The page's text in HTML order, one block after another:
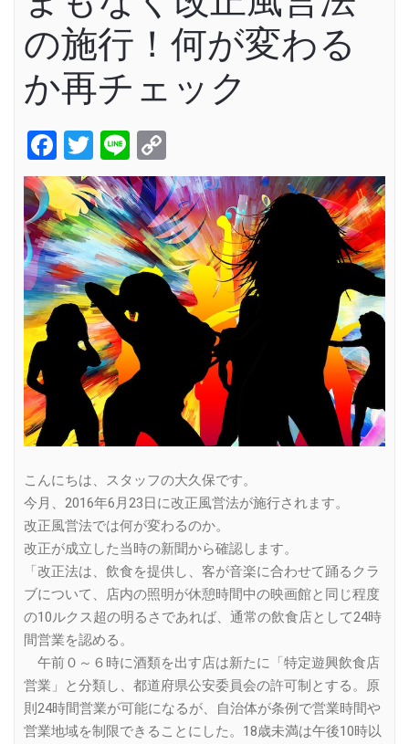
の施行！何が変わる
か再チェック
Facebook
Twitter
Line
Link
こんにちは、スタッフの大久保です。
今月、2016年6月23日に改正風営法が施行されます。
改正風営法では何が変わるのか。
改正が成立した当時の新聞から確認します。
「改正法は、飲食を提供し、客が音楽に合わせて踊るクラ
ブについて、店内の照明が休憩時間中の映画館と同じ程度
の10ルクス超の明るさであれば、通常の飲食店として24時
間営業を認める。
午前０～６時に酒類を出す店は新たに「特定遊興飲食店
営業」と分類し、都道府県公安委員会の許可制とする。原
則24時間営業が可能になるが、自治体が条例で営業時間や
営業地域を制限できることにした。18歳未満は午後10時以